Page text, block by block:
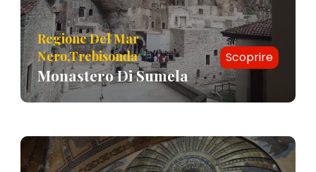
Regione Del Mar
Nero,Trebisonda
Monastero Di Sumela
Scoprire